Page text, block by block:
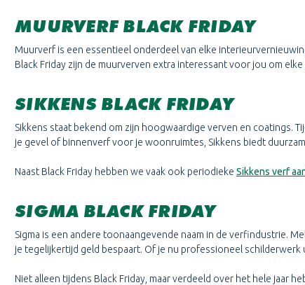
MUURVERF BLACK FRIDAY
Muurverf is een essentieel onderdeel van elke
Black Friday zijn de muurverven extra interessant voor jou om
SIKKENS BLACK FRIDAY
Sikkens staat bekend om zijn hoogwaardige verven en coatings.
je gevel of binnenverf voor je woonruimtes, Sikkens biedt
Naast Black Friday hebben we vaak ook periodieke Sikkens verf
SIGMA BLACK FRIDAY
Sigma is een andere toonaangevende naam in de verfindustrie.
je tegelijkertijd geld bespaart. Of je nu professioneel
Niet alleen tijdens Black Friday, maar verdeeld over het hele jaar